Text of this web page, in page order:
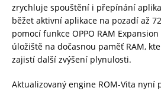
zrychluje spouštění i přepínání
běžet aktivní aplikace na pozadí až
pomocí funkce OPPO RAM
úložiště na dočasnou paměť RAM,
zajistí další zvýšení plynulosti.
Aktualizovaný engine ROM-Vita nyní